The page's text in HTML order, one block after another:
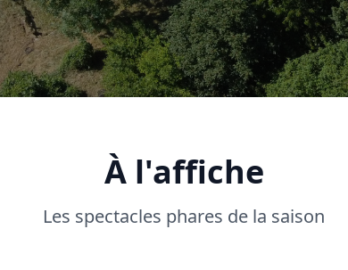
À l'affiche
Les spectacles phares de la saison